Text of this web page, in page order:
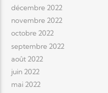
décembre 2022
novembre 2022
octobre 2022
septembre 2022
août 2022
juin 2022
mai 2022